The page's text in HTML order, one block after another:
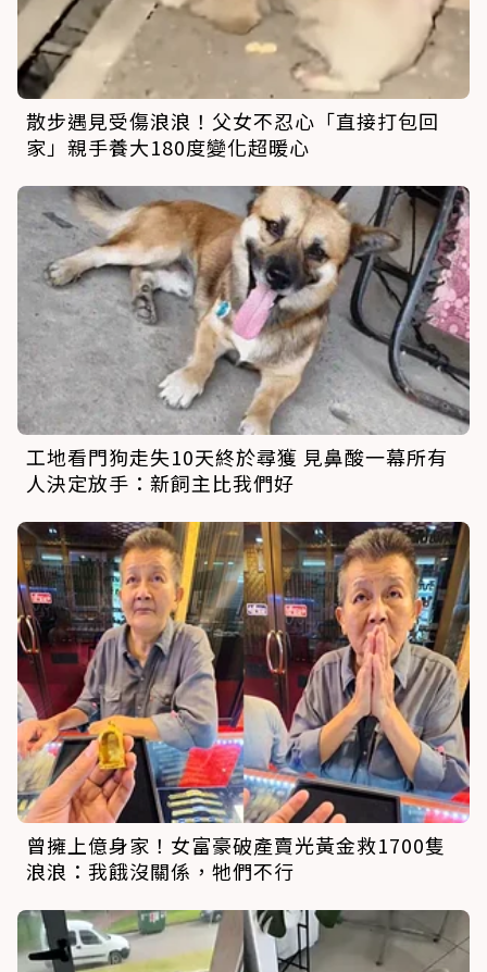
散步遇見受傷浪浪！父女不忍心「直接打包回
家」親手養大180度變化超暖心
工地看門狗走失10天終於尋獲 見鼻酸一幕所有
人決定放手：新飼主比我們好
曾擁上億身家！女富豪破產賣光黃金救1700隻
浪浪：我餓沒關係，牠們不行